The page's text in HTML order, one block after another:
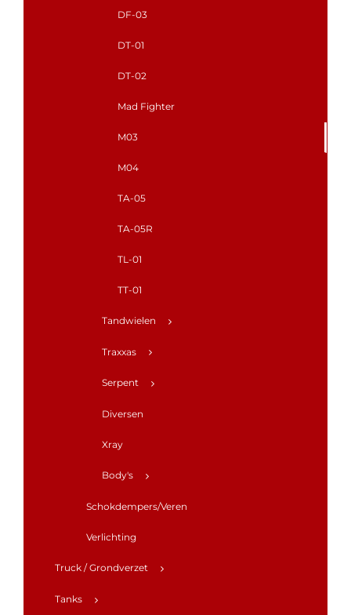
DF-03
DT-01
DT-02
Mad Fighter
M03
M04
TA-05
TA-05R
TL-01
TT-01
Tandwielen
Traxxas
Serpent
Diversen
Xray
Body's
Schokdempers/Veren
Verlichting
Truck / Grondverzet
Tanks